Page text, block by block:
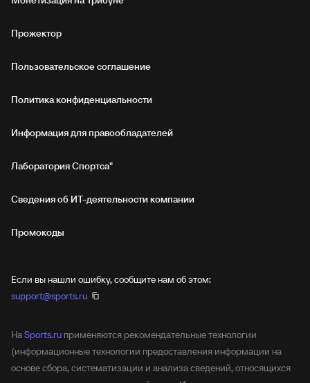
Прожектор
Пользовательское соглашение
Политика конфиденциальности
Информация для правообладателей
Лаборатория Спортса"
Сведения об ИТ‑деятельности компании
Промокоды
Если вы нашли ошибку, сообщите нам об этом:
support@sports.ru
НаSports.ru применяются рекомендательные технологии
(информационные технологии предоставления информации на
основе сбора, систематизации и анализа сведений, относящихся